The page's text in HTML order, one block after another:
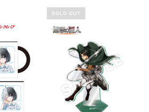
SOLD OUT